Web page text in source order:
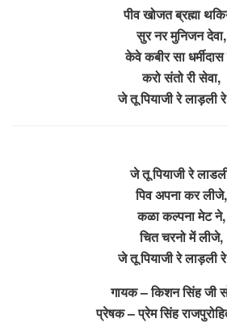
पीव खोजत ब्रह्मा
सुर नर मुनिजन देवा,
केवे कबीर सा
करो संतो री सेवा,
जे तू पियाजी रे लाड़ली
जे तू पियाजी रे
पिव अपना कर लीजे,
कळा कल्पना मेट ने,
चित चरनो में लीजे,
जे तू पियाजी रे लाड़ली
गायक – किशन सिंह जी
प्रेषक – प्रेम सिंह